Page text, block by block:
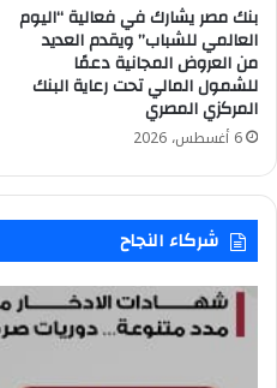
بنك مصر يشارك في فعالية “اليوم
العالمي للشباب” ويقدم العديد
من العروض المجانية دعمًا
للشمول المالي تحت رعاية البنك
المركزي المصري
6 أغسطس، 2026
شركاء النجاح